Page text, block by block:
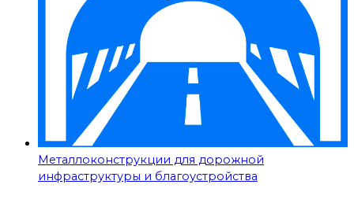
Металлоконструкции для дорожной
инфраструктуры и благоустройства